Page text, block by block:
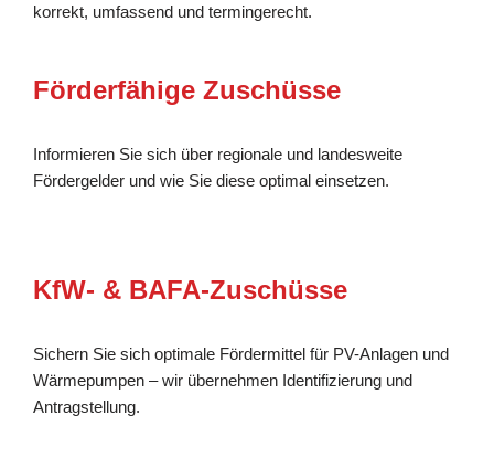
korrekt, umfassend und termingerecht.
Förderfähige Zuschüsse
Informieren Sie sich über regionale und landesweite
Fördergelder und wie Sie diese optimal einsetzen.
KfW- & BAFA-Zuschüsse
Sichern Sie sich optimale Fördermittel für PV-Anlagen und
Wärmepumpen – wir übernehmen Identifizierung und
Antragstellung.